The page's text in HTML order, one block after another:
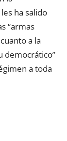
ha salido
“armas
a la
democrático”
a toda